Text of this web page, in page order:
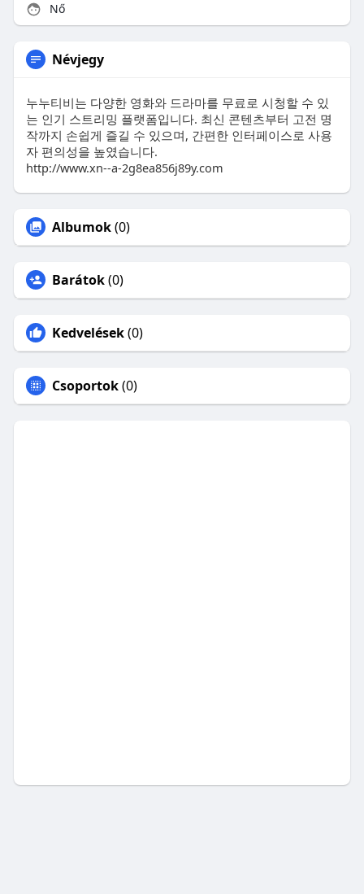
Nő
Névjegy
누누티비는 다양한 영화와 드라마를 무료로 시청할 수 있
는 인기 스트리밍 플랫폼입니다. 최신 콘텐츠부터 고전 명
작까지 손쉽게 즐길 수 있으며, 간편한 인터페이스로 사용
자 편의성을 높였습니다.
http://www.xn--a-2g8ea856j89y.com
Albumok(0)
Barátok(0)
Kedvelések(0)
Csoportok(0)